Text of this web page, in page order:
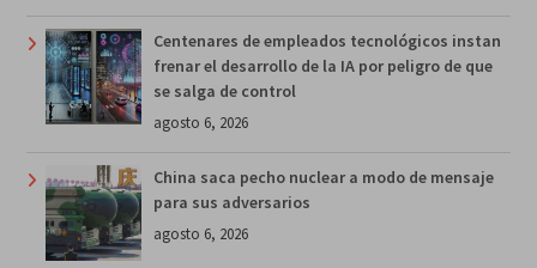
Centenares de empleados tecnológicos instan
frenar el desarrollo de la IA por peligro de que
se salga de control
agosto 6, 2026
China saca pecho nuclear a modo de mensaje
para sus adversarios
agosto 6, 2026